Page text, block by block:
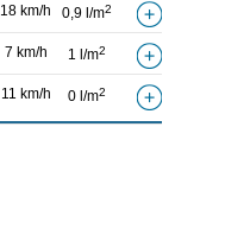
18 km/h 0,9 l/m2
7 km/h 1 l/m2
11 km/h 0 l/m2